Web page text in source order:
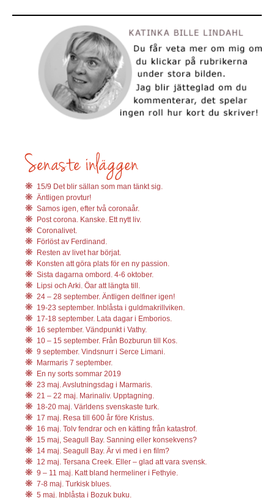
15/9 Det blir sällan som man tänkt sig.
Äntligen provtur!
Samos igen, efter två coronaår.
Post corona. Kanske. Ett nytt liv.
Coronalivet.
Förlöst av Ferdinand.
Resten av livet har börjat.
Konsten att göra plats för en ny passion.
Sista dagarna ombord. 4-6 oktober.
Lipsi och Arki. Öar att längta till.
24 – 28 september. Äntligen delfiner igen!
19-23 september. Inblåsta i guldmakrillviken.
17-18 september. Lata dagar i Emborios.
16 september. Vändpunkt i Vathy.
10 – 15 september. Från Bozburun till Kos.
9 september. Vindsnurr i Serce Limani.
Marmaris 7 september.
En ny sorts sommar 2019
23 maj. Avslutningsdag i Marmaris.
21 – 22 maj. Marinaliv. Upptagning.
18-20 maj. Världens svenskaste turk.
17 maj. Resa till 600 år före Kristus.
16 maj. Tolv fendrar och en kätting från katastrof.
15 maj, Seagull Bay. Sanning eller konsekvens?
14 maj. Seagull Bay. Är vi med i en film?
12 maj. Tersana Creek. Eller – glad att vara svensk.
9 – 11 maj. Katt bland hermeliner i Fethyie.
7-8 maj. Turkisk blues.
5 maj. Inblåsta i Bozuk buku.